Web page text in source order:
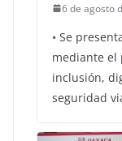
6 de agosto
• Se
mediante el
inclusión,
seguridad